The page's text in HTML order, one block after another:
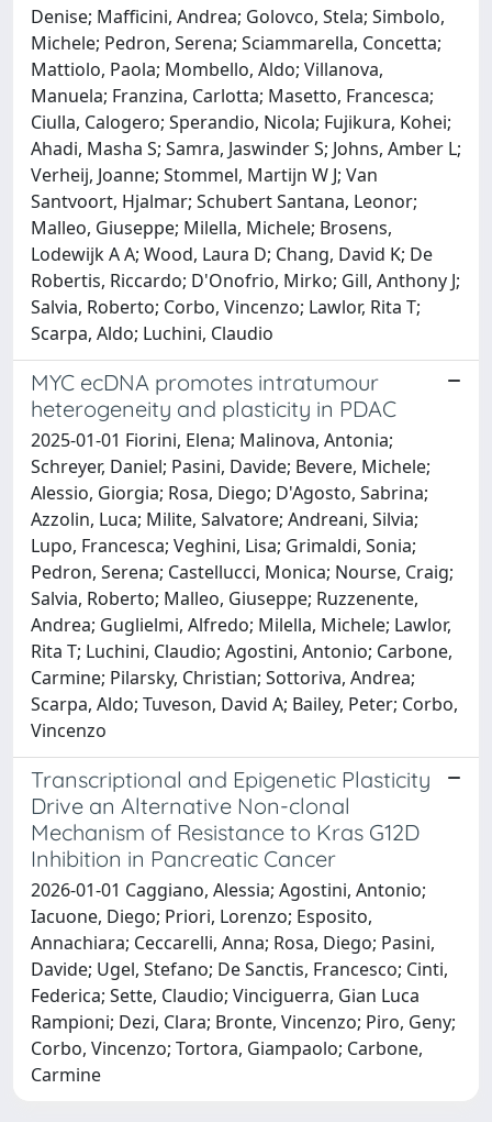
Denise; Mafficini, Andrea; Golovco, Stela; Simbolo,
Michele; Pedron, Serena; Sciammarella, Concetta;
Mattiolo, Paola; Mombello, Aldo; Villanova,
Manuela; Franzina, Carlotta; Masetto, Francesca;
Ciulla, Calogero; Sperandio, Nicola; Fujikura, Kohei;
Ahadi, Masha S; Samra, Jaswinder S; Johns, Amber L;
Verheij, Joanne; Stommel, Martijn W J; Van
Santvoort, Hjalmar; Schubert Santana, Leonor;
Malleo, Giuseppe; Milella, Michele; Brosens,
Lodewijk A A; Wood, Laura D; Chang, David K; De
Robertis, Riccardo; D'Onofrio, Mirko; Gill, Anthony J;
Salvia, Roberto; Corbo, Vincenzo; Lawlor, Rita T;
Scarpa, Aldo; Luchini, Claudio
MYC ecDNA promotes intratumour
heterogeneity and plasticity in PDAC
2025-01-01 Fiorini, Elena; Malinova, Antonia;
Schreyer, Daniel; Pasini, Davide; Bevere, Michele;
Alessio, Giorgia; Rosa, Diego; D'Agosto, Sabrina;
Azzolin, Luca; Milite, Salvatore; Andreani, Silvia;
Lupo, Francesca; Veghini, Lisa; Grimaldi, Sonia;
Pedron, Serena; Castellucci, Monica; Nourse, Craig;
Salvia, Roberto; Malleo, Giuseppe; Ruzzenente,
Andrea; Guglielmi, Alfredo; Milella, Michele; Lawlor,
Rita T; Luchini, Claudio; Agostini, Antonio; Carbone,
Carmine; Pilarsky, Christian; Sottoriva, Andrea;
Scarpa, Aldo; Tuveson, David A; Bailey, Peter; Corbo,
Vincenzo
Transcriptional and Epigenetic Plasticity
Drive an Alternative Non-clonal
Mechanism of Resistance to Kras G12D
Inhibition in Pancreatic Cancer
2026-01-01 Caggiano, Alessia; Agostini, Antonio;
Iacuone, Diego; Priori, Lorenzo; Esposito,
Annachiara; Ceccarelli, Anna; Rosa, Diego; Pasini,
Davide; Ugel, Stefano; De Sanctis, Francesco; Cinti,
Federica; Sette, Claudio; Vinciguerra, Gian Luca
Rampioni; Dezi, Clara; Bronte, Vincenzo; Piro, Geny;
Corbo, Vincenzo; Tortora, Giampaolo; Carbone,
Carmine